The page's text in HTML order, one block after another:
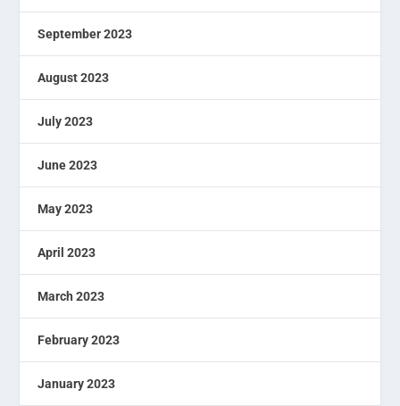
September 2023
August 2023
July 2023
June 2023
May 2023
April 2023
March 2023
February 2023
January 2023